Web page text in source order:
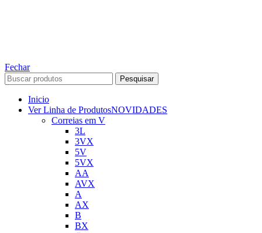
Fechar
Pesquisar
Inicio
Ver Linha de ProdutosNOVIDADES
Correias em V
3L
3VX
5V
5VX
AA
AVX
A
AX
B
BX